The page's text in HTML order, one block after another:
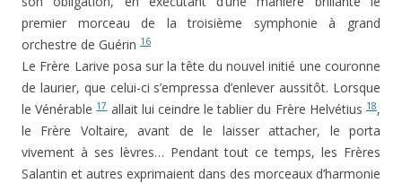
premier morceau de la troisième symphonie à grand
orchestre de Guérin 16
Le Frère Larive posa sur la tête du nouvel initié une couronne
de laurier, que celui-ci s’empressa d’enlever aussitôt. Lorsque
le Vénérable17allait lui ceindre le tablier du Frère Helvé­tius18,
le Frère Voltaire, avant de le laisser attacher, le porta
vivement à ses lèvres… Pendant tout ce temps, les Frères
Salantin et autres exprimaient dans des morceaux d’harmonie